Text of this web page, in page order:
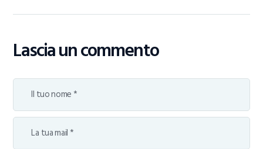
Lascia un commento